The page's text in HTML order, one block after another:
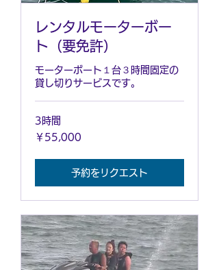
レンタルモーターボー
ト（要免許）
モーターボート１台３時間固定の
貸し切りサービスです。
3時間
55,000
円
￥55,000
予約をリクエスト